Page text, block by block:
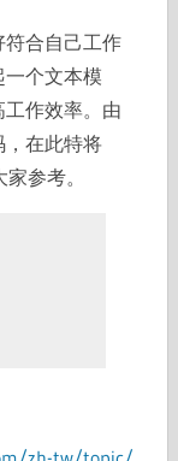
合自己工作
个文本模
作效率。由
，在此特将
参考。